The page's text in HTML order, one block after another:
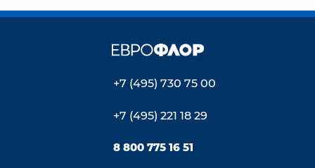
+7 (495) 730 75 00
+7 (495) 221 18 29
8 800 775 16 51